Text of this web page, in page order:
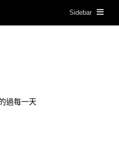
Sidebar
快樂的過每一天